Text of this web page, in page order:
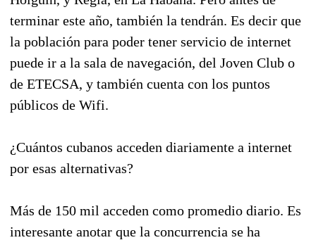
terminar este año, también la tendrán. Es decir que
la población para poder tener servicio de internet
puede ir a la sala de navegación, del Joven Club o
de ETECSA, y también cuenta con los puntos
públicos de Wifi.
¿Cuántos cubanos acceden diariamente a internet
por esas alternativas?
Más de 150 mil acceden como promedio diario. Es
interesante anotar que la concurrencia se ha